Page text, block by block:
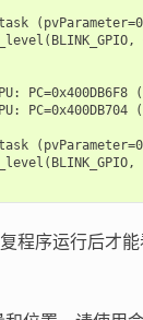
PC=0x400DB6F8
PC=0x400DB704
程序运行后才能